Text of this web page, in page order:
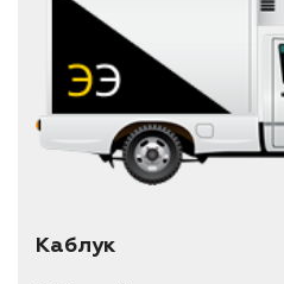
Каблук